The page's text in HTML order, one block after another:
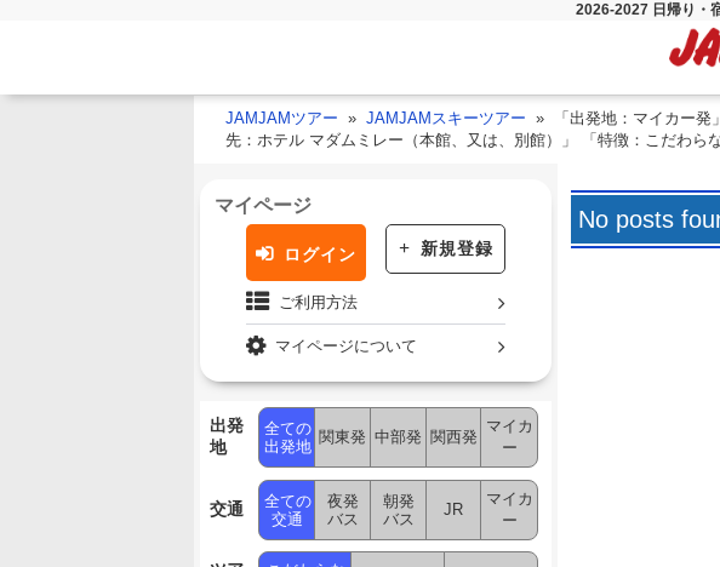
2026-2027 日帰り・
JAMJAMツアー JAMJAMスキーツアー
「出発地：マイカー
先：ホテル マダムミレー（本館、又は、別館）」 「特徴：こだわら
No posts
マイページ
ログイン 新規登録
ご利用方法
マイページについて
出発
地
全ての
出発地
関東発 中部発 関西発
マイカ
ー
交通
全ての
交通
夜発
バス
朝発
バス
JR
マイカ
ー